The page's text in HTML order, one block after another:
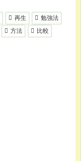
再生
勉強法
方法
比較